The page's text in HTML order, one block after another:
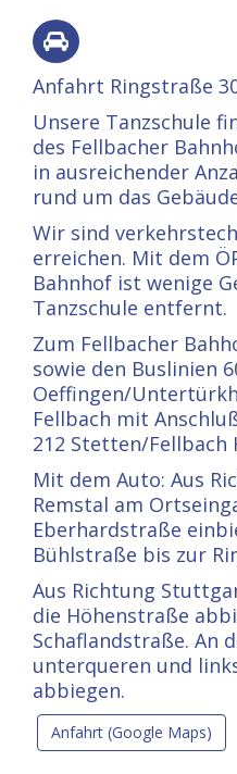
Anfahrt Ringstraße
Unsere Tanzschule
des Fellbacher
in ausreichender
rund um das
Wir sind
erreichen. Mit dem
Bahnhof ist wenige
Tanzschule entfernt.
Zum Fellbacher
sowie den Buslinien
Oeffingen/
Fellbach mit
212 Stetten/Fellbach
Mit dem Auto: Aus
Remstal am
Eberhardstraße
Bühlstraße bis zur
Aus Richtung
die Höhenstraße
Schaflandstraße. An
unterqueren und
abbiegen.
Anfahrt (Google Maps)